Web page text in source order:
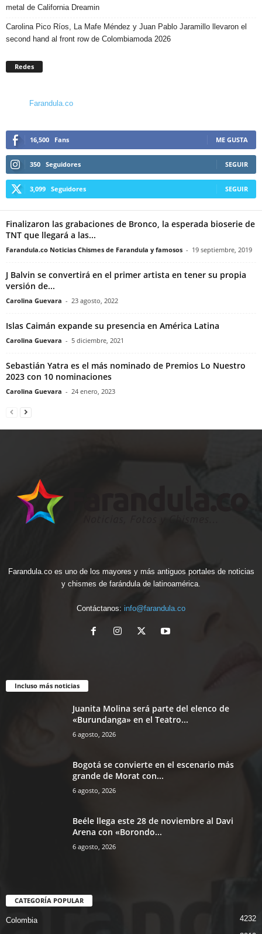
metal de California Dreamin
Carolina Pico Ríos, La Mafe Méndez y Juan Pablo Jaramillo llevaron el
second hand al front row de Colombiamoda 2026
Redes
Farandula.co
16,500 Fans ME GUSTA
350 Seguidores SEGUIR
3,099 Seguidores SEGUIR
Finalizaron las grabaciones de Bronco, la esperada bioserie de
TNT que llegará a las...
Farandula.co Noticias Chismes de Farandula y famosos - 19 septiembre, 2019
J Balvin se convertirá en el primer artista en tener su propia
versión de...
Carolina Guevara - 23 agosto, 2022
Islas Caimán expande su presencia en América Latina
Carolina Guevara - 5 diciembre, 2021
Sebastián Yatra es el más nominado de Premios Lo Nuestro
2023 con 10 nominaciones
Carolina Guevara - 24 enero, 2023
Farandula.co es uno de los mayores y más antiguos portales de noticias
y chismes de farándula de latinoamérica.
Contáctanos: info@farandula.co
Incluso más noticias
Juanita Molina será parte del elenco de
«Burundanga» en el Teatro...
6 agosto, 2026
Bogotá se convierte en el escenario más
grande de Morat con...
6 agosto, 2026
Beéle llega este 28 de noviembre al Davi
Arena con «Borondo...
6 agosto, 2026
CATEGORÍA POPULAR
Colombia 4232